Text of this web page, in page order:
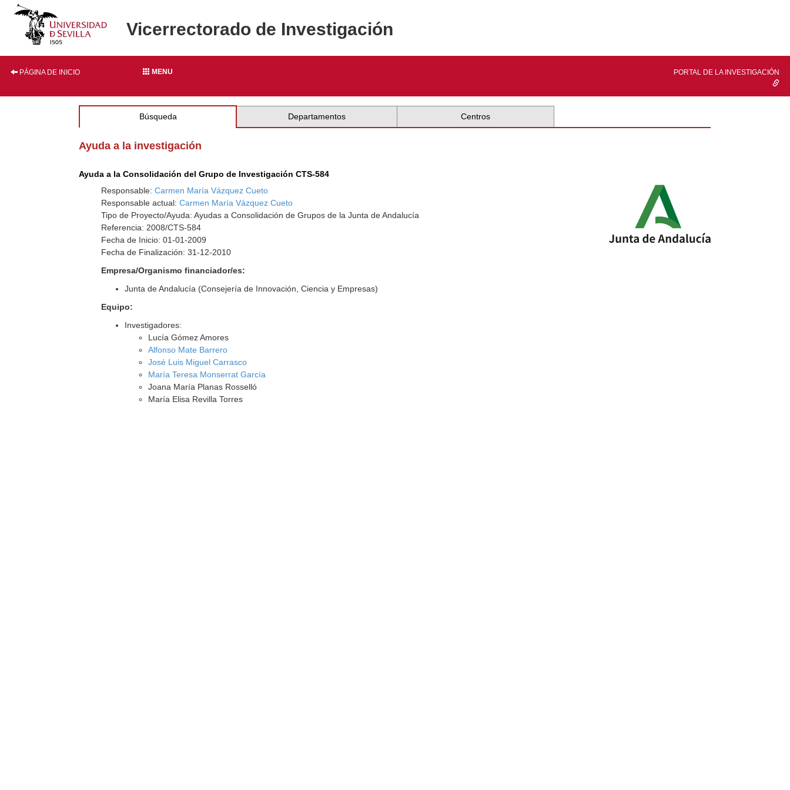
Vicerrectorado de Investigación
PÁGINA DE INICIO MENU PORTAL DE LA INVESTIGACIÓN
Búsqueda Departamentos Centros
Ayuda a la investigación
Ayuda a la Consolidación del Grupo de Investigación CTS-584
Responsable:Carmen María Vázquez Cueto
Responsable actual:Carmen María Vázquez Cueto
Tipo de Proyecto/Ayuda: Ayudas a Consolidación de Grupos de la Junta de Andalucía
Referencia: 2008/CTS-584
Fecha de Inicio: 01-01-2009
Fecha de Finalización: 31-12-2010
Empresa/Organismo financiador/es:
Junta de Andalucía (Consejería de Innovación, Ciencia y Empresas)
Equipo:
Investigadores:
Lucía Gómez Amores
Alfonso Mate Barrero
José Luis Miguel Carrasco
María Teresa Monserrat García
Joana María Planas Rosselló
María Elisa Revilla Torres